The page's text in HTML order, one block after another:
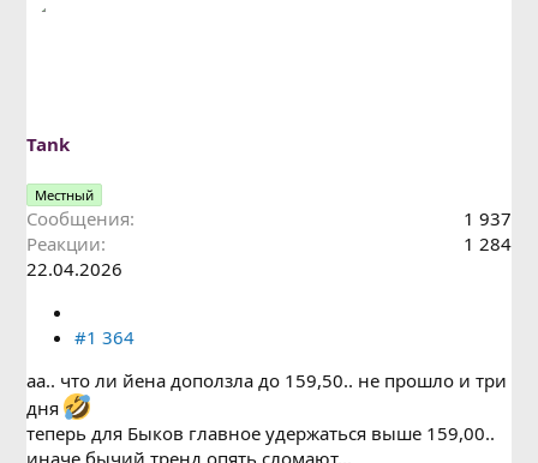
Tank
Местный
Сообщения
1 937
Реакции
1 284
22.04.2026
#1 364
аа.. что ли йена доползла до 159,50.. не прошло и три
дня
теперь для Быков главное удержаться выше 159,00..
иначе бычий тренд опять сломают...